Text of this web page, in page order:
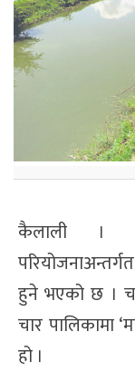
कैलाली ।
हुने भएको छ ।
चार पालिकामा
हो ।